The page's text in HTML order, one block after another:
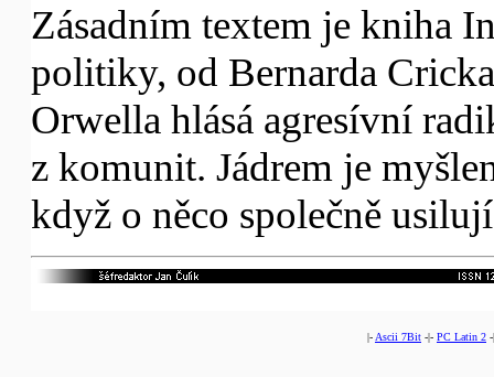
Zásadním textem je kniha
politiky, od Bernarda
Orwella hlásá agresívní
z komunit. Jádrem je
když o něco společně
|- Ascii 7Bit -|- PC Latin 2